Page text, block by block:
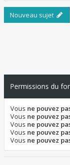
Nouveau sujet
Permissions du
Vous ne pouvez
Vous ne pouvez
Vous ne pouvez
Vous ne pouvez
Vous ne pouvez